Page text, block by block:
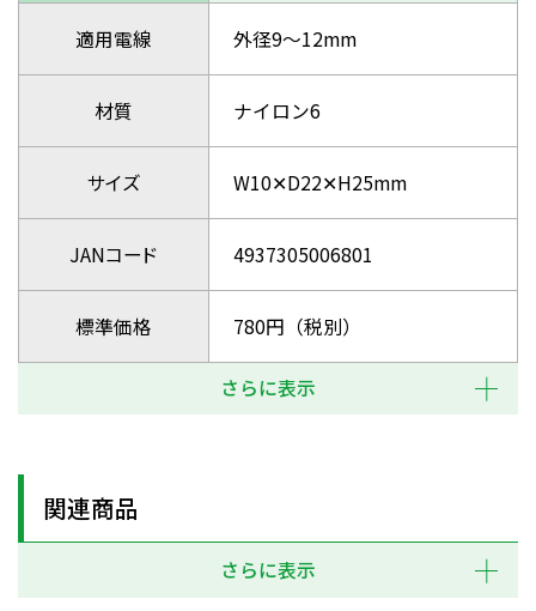
適用電線 外径9～12mm
材質 ナイロン6
サイズ W10✕D22✕H25mm
JANコード 4937305006801
標準価格 780円（税別）
さらに表示
関連商品
さらに表示